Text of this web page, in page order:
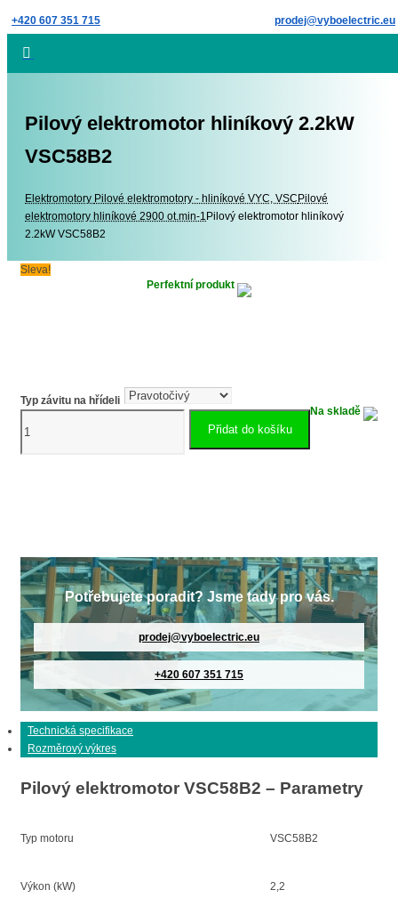
Skip
to
content
+420 607 351 715 prodej@vyboelectric.eu
Pilový elektromotor hliníkový 2.2kW
VSC58B2
Elektromotory Elektromotory
Pilové elektromotory - hliníkové VYC, VSCPilové
elektromotory hliníkové 2900 ot.min-1 Pilový elektromotor hliníkový
2.2kW VSC58B2
Sleva!
Perfektní produkt
Typ závitu na hřídeli
Na skladě
elektromotor
hliníkový
Přidat do košíku
Potřebujete poradit? Jsme tady pro vás.
prodej@vyboelectric.eu
+420 607 351 715
Technická specifikace
Rozměrový výkres
Pilový elektromotor VSC58B2 – Parametry
Typ motoru VSC58B2
Výkon (kW) 2,2